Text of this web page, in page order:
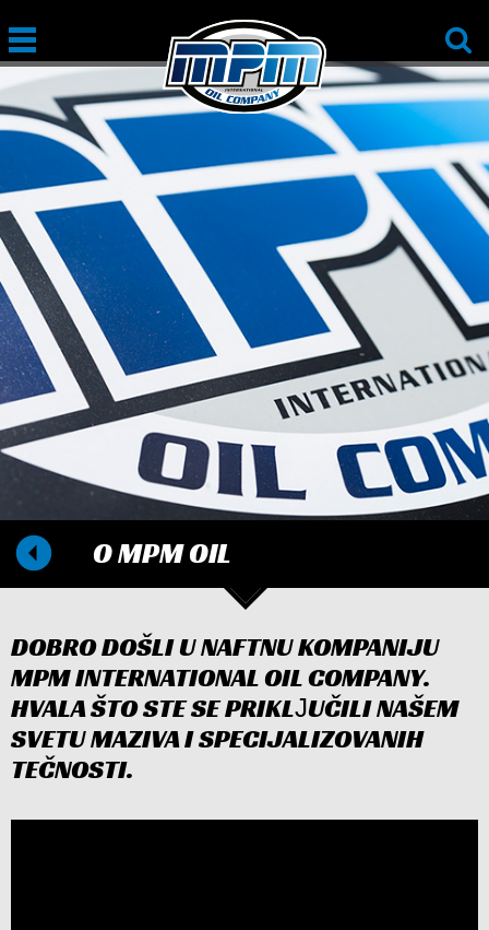
O MPM OIL
DOBRO DOŠLI U NAFTNU KOMPANIJU
MPM INTERNATIONAL OIL COMPANY.
HVALA ŠTO STE SE PRIKLЈUČILI NAŠEM
SVETU MAZIVA I SPECIJALIZOVANIH
TEČNOSTI.